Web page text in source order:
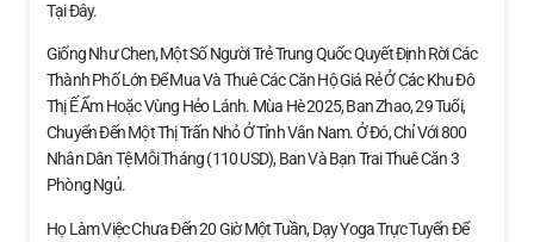
Tại Đây.
Giống Như Chen, Một Số Người Trẻ Trung Quốc Quyết Định Rời Các
Thành Phố Lớn Để Mua Và Thuê Các Căn Hộ Giá Rẻ Ở Các Khu Đô
Thị Ế Ẩm Hoặc Vùng Hẻo Lánh. Mùa Hè 2025, Ban Zhao, 29 Tuổi,
Chuyển Đến Một Thị Trấn Nhỏ Ở Tỉnh Vân Nam. Ở Đó, Chỉ Với 800
Nhân Dân Tệ Mỗi Tháng (110 USD), Ban Và Bạn Trai Thuê Căn 3
Phòng Ngủ.
Họ Làm Việc Chưa Đến 20 Giờ Một Tuần, Dạy Yoga Trực Tuyến Để